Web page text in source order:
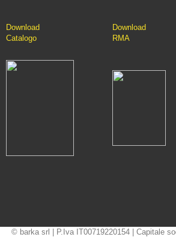
Download
Catalogo
Download
RMA
© barka srl | P.Iva IT00719220154 | Capitale